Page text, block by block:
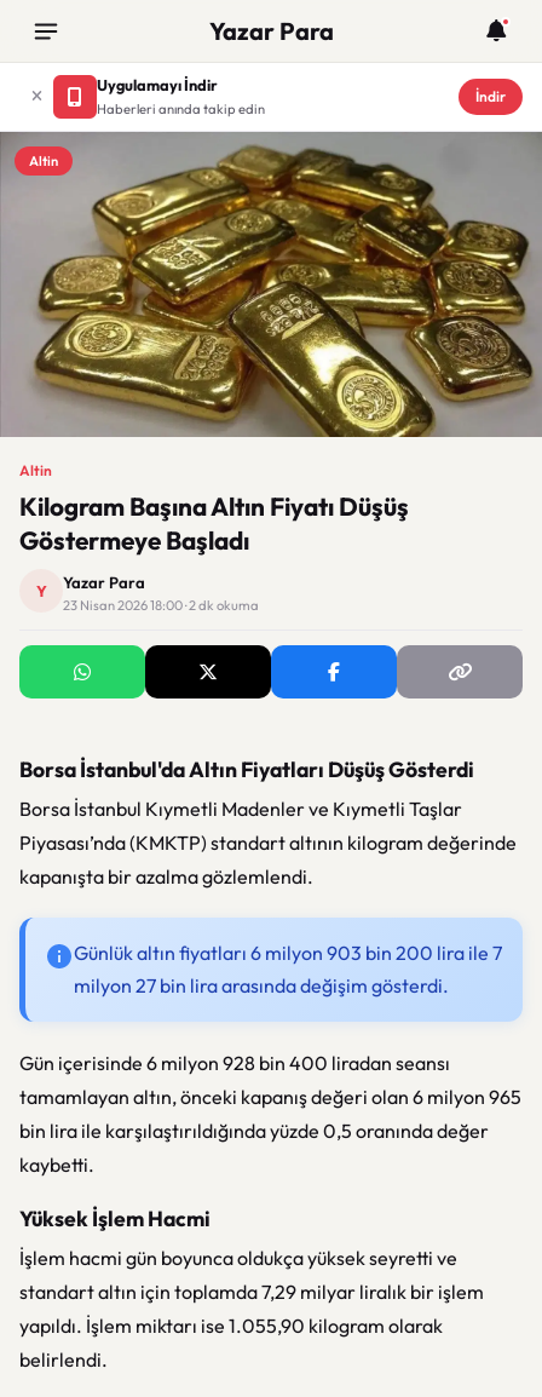
Yazar Para
Uygulamayı İndir
Haberleri anında takip edin
İndir
Altin
Altin
Kilogram Başına Altın Fiyatı Düşüş
Göstermeye Başladı
Y Yazar Para
23 Nisan 2026 18:00 · 2 dk okuma
Borsa İstanbul'da Altın Fiyatları Düşüş Gösterdi
Borsa İstanbul Kıymetli Madenler ve Kıymetli Taşlar
Piyasası’nda (KMKTP) standart altının kilogram değerinde
kapanışta bir azalma gözlemlendi.
Günlük altın fiyatları 6 milyon 903 bin 200 lira ile 7
milyon 27 bin lira arasında değişim gösterdi.
Gün içerisinde 6 milyon 928 bin 400 liradan seansı
tamamlayan altın, önceki kapanış değeri olan 6 milyon 965
bin lira ile karşılaştırıldığında yüzde 0,5 oranında değer
kaybetti.
Yüksek İşlem Hacmi
İşlem hacmi gün boyunca oldukça yüksek seyretti ve
standart altın için toplamda 7,29 milyar liralık bir işlem
yapıldı. İşlem miktarı ise 1.055,90 kilogram olarak
belirlendi.